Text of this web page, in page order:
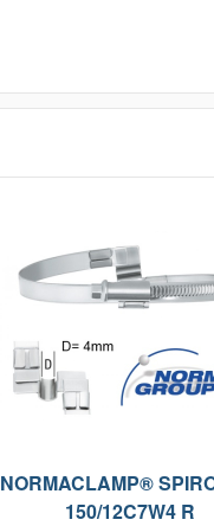
NORMACLAMP®
150/12C7W4 R